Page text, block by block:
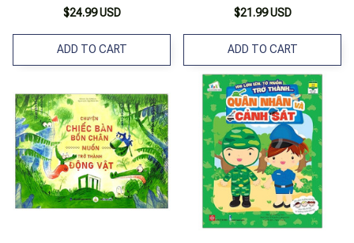
$24.99 USD
ADD TO CART
$21.99 USD
ADD TO CART